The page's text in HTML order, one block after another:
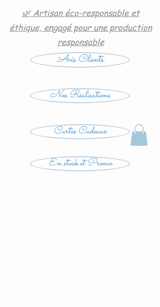
🌿 Artisan éco-responsable et
éthique, engagé pour une production
responsable
Avis Clients
Nos Réalisations
Cartes Cadeaux
En stock et Promo